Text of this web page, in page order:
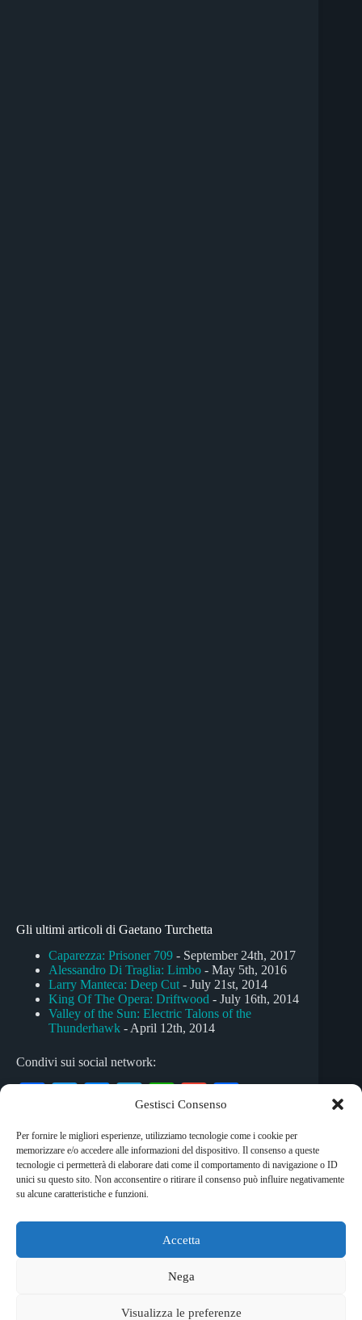
Gestisci Consenso
Per fornire le migliori esperienze, utilizziamo tecnologie come i cookie per
memorizzare e/o accedere alle informazioni del dispositivo. Il consenso a queste
tecnologie ci permetterà di elaborare dati come il comportamento di navigazione o ID
unici su questo sito. Non acconsentire o ritirare il consenso può influire negativamente
su alcune caratteristiche e funzioni.
Accetta
Nega
Visualizza le preferenze
Gli ultimi articoli di Gaetano Turchetta
Caparezza: Prisoner 709 - September 24th, 2017
Alessandro Di Traglia: Limbo - May 5th, 2016
Larry Manteca: Deep Cut - July 21st, 2014
King Of The Opera: Driftwood - July 16th, 2014
Valley of the Sun: Electric Talons of the
Thunderhawk - April 12th, 2014
Condivi sui social network:
bo
ok
tte
r
se
ng
er
Te
gr
a
m
W
ts
A
G
ail di
vi
Tag
#Gary Numan #new wave #synth pop
Copyright © 2026 RockShock - © Massimo Garofalo. C.F.
GRFMSM65R24A662Q. Qualsiasi tipo di riproduzione è
vietata se non preventivamente autorizzata. RockShock non
senza alcuna periodicità. Non può pertanto considerarsi un